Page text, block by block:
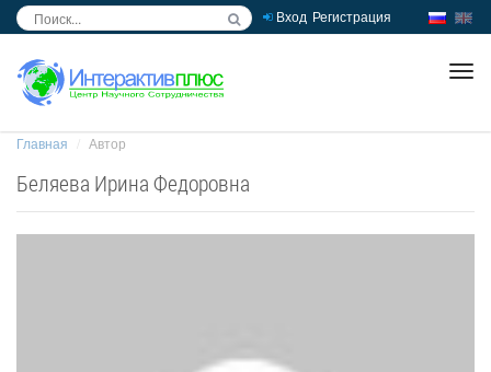
Вход Регистрация
Главная Автор
Беляева Ирина Федоровна